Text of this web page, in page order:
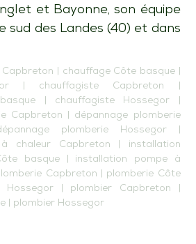
et Bayonne, son équipe
sud des Landes (40) et dans
chauffage Côte basque|
| chauffagiste Capbreton
chauffagiste Hossegor
Capbreton
dépannage plomberie
plomberie Hossegor|
chaleur Capbreton
installation
basque
installation pompe à
Capbreton
plomberie Côte
Hossegor plombier Capbreton
plombier Hossegor